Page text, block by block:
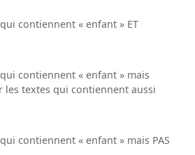
contiennent « enfant » ET
contiennent « enfant » mais
les textes qui contiennent aussi
contiennent « enfant » mais PAS